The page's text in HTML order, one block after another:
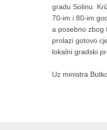
gradu Solinu.
70-im i 80-im
a posebno zbog
prolazi gotovo
lokalni gradski
Uz ministra